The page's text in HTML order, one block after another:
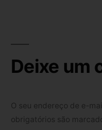
Deixe um
O seu endereço de e-
obrigatórios são